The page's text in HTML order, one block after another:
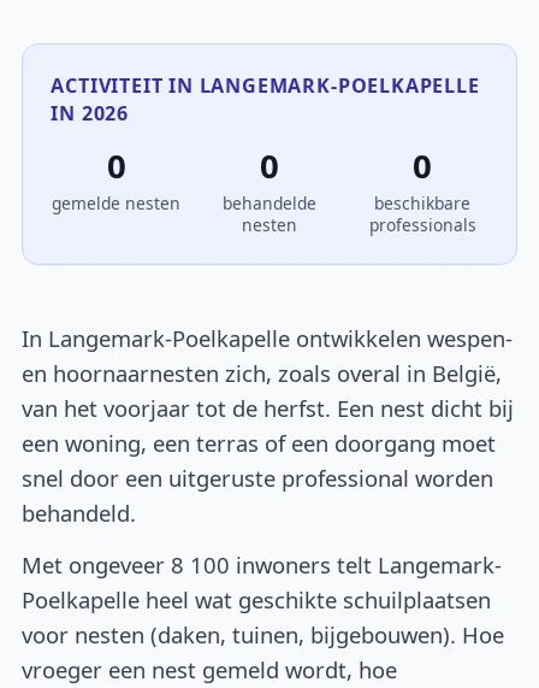
ACTIVITEIT IN LANGEMARK-POELKAPELLE
IN 2026
0
gemelde nesten
0
behandelde
nesten
0
beschikbare
professionals
In Langemark-Poelkapelle ontwikkelen wespen-
en hoornaarnesten zich, zoals overal in België,
van het voorjaar tot de herfst. Een nest dicht bij
een woning, een terras of een doorgang moet
snel door een uitgeruste professional worden
behandeld.
Met ongeveer 8 100 inwoners telt Langemark-
Poelkapelle heel wat geschikte schuilplaatsen
voor nesten (daken, tuinen, bijgebouwen). Hoe
vroeger een nest gemeld wordt, hoe